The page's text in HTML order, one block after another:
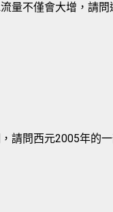
量不僅會大增，請
請問西元2005年的